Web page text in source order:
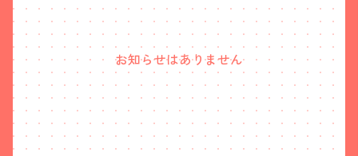
お知らせはありません